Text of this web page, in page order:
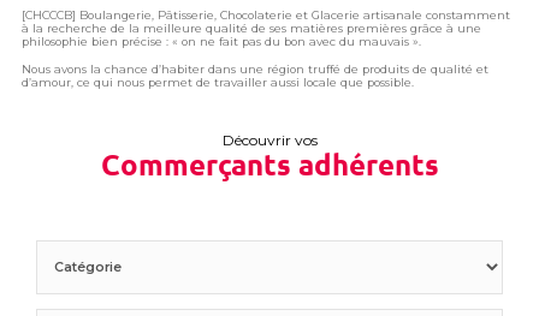
[CHCCCB] Boulangerie, Pâtisserie, Chocolaterie et Glacerie artisanale constamment
à la recherche de la meilleure qualité de ses matières premières grâce à une
philosophie bien précise : « on ne fait pas du bon avec du mauvais ».
Nous avons la chance d’habiter dans une région truffé de produits de qualité et
d’amour, ce qui nous permet de travailler aussi locale que possible.
Découvrir vos
Commerçants adhérents